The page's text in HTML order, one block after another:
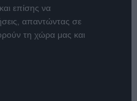
επίσης να
απαντώντας σε
τη χώρα μας και